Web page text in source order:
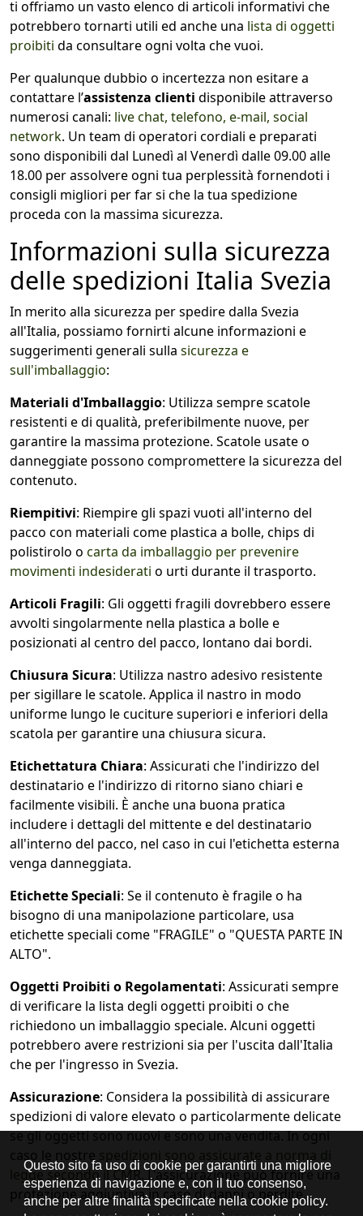
ti offriamo un vasto elenco di articoli informativi che
potrebbero tornarti utili ed anche una lista di oggetti
proibiti da consultare ogni volta che vuoi.
Per qualunque dubbio o incertezza non esitare a
contattare l’assistenza clienti disponibile attraverso
numerosi canali: live chat, telefono, e-mail, social
network. Un team di operatori cordiali e preparati
sono disponibili dal Lunedì al Venerdì dalle 09.00 alle
18.00 per assolvere ogni tua perplessità fornendoti i
consigli migliori per far si che la tua spedizione
proceda con la massima sicurezza.
Informazioni sulla sicurezza
delle spedizioni Italia Svezia
In merito alla sicurezza per spedire dalla Svezia
all'Italia, possiamo fornirti alcune informazioni e
suggerimenti generali sulla sicurezza e
sull'imballaggio:
Materiali d'Imballaggio: Utilizza sempre scatole
resistenti e di qualità, preferibilmente nuove, per
garantire la massima protezione. Scatole usate o
danneggiate possono compromettere la sicurezza del
contenuto.
Riempitivi: Riempire gli spazi vuoti all'interno del
pacco con materiali come plastica a bolle, chips di
polistirolo o carta da imballaggio per prevenire
movimenti indesiderati o urti durante il trasporto.
Articoli Fragili: Gli oggetti fragili dovrebbero essere
avvolti singolarmente nella plastica a bolle e
posizionati al centro del pacco, lontano dai bordi.
Chiusura Sicura: Utilizza nastro adesivo resistente
per sigillare le scatole. Applica il nastro in modo
uniforme lungo le cuciture superiori e inferiori della
scatola per garantire una chiusura sicura.
Etichettatura Chiara: Assicurati che l'indirizzo del
destinatario e l'indirizzo di ritorno siano chiari e
facilmente visibili. È anche una buona pratica
includere i dettagli del mittente e del destinatario
all'interno del pacco, nel caso in cui l'etichetta esterna
venga danneggiata.
Etichette Speciali: Se il contenuto è fragile o ha
bisogno di una manipolazione particolare, usa
etichette speciali come "FRAGILE" o "QUESTA PARTE IN
ALTO".
Oggetti Proibiti o Regolamentati: Assicurati sempre
di verificare la lista degli oggetti proibiti o che
richiedono un imballaggio speciale. Alcuni oggetti
potrebbero avere restrizioni sia per l'uscita dall'Italia
che per l'ingresso in Svezia.
Assicurazione: Considera la possibilità di assicurare
spedizioni di valore elevato o particolarmente delicate
se gli oggetti sono nuovi e sono una vendita. In ogni
caso le nostre spedizioni sono assicurate a norma di
legge secondo il CMR. L'assicurazione può fornire una
protezione aggiuntiva in caso di danni o perdite.